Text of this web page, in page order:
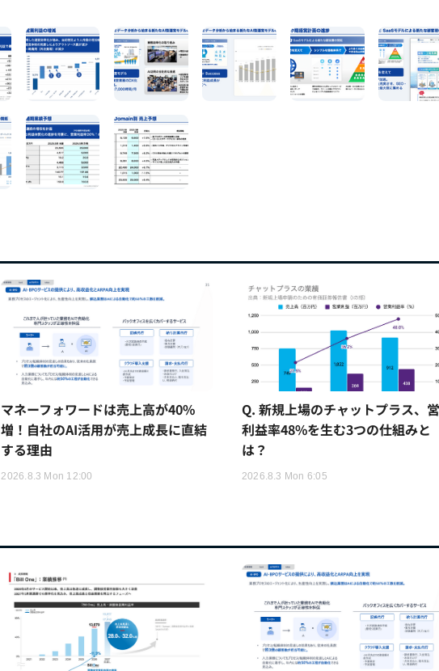
マネーフォワードは売上高が40%
増！自社のAI活用が売上成長に直結
する理由
2026.8.3 Mon 12:00
Q. 新規上場のチャットプラス、
利益率48%を生む3つの仕組みと
は？
2026.8.3 Mon 6:05